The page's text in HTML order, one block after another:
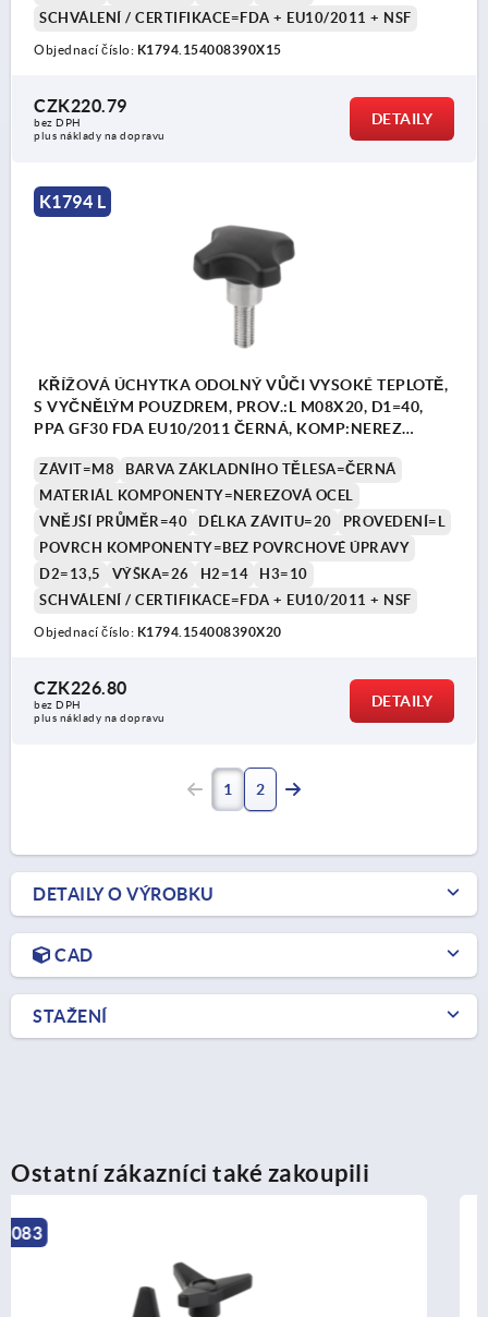
SCHVÁLENÍ / CERTIFIKACE=FDA + EU10/2011 + NSF
Objednací číslo: K1794.154008390X15
CZK220.79
bez DPH
plus náklady na dopravu
DETAILY
K1794 L
KŘÍŽOVÁ ÚCHYTKA ODOLNÝ VŮČI VYSOKÉ TEPLOTĚ,
S VYČNĚLÝM POUZDREM, PROV.:L M08X20, D1=40,
PPA GF30 FDA EU10/2011 ČERNÁ, KOMP:NEREZ
ZÁVIT=M8
BARVA ZÁKLADNÍHO TĚLESA=ČERNÁ
MATERIÁL KOMPONENTY=NEREZOVÁ OCEL
VNĚJŠÍ PRŮMĚR=40
DÉLKA ZÁVITU=20
PROVEDENÍ=L
POVRCH KOMPONENTY=BEZ POVRCHOVÉ ÚPRAVY
D2=13,5
VÝŠKA=26 H2=14
H3=10
SCHVÁLENÍ / CERTIFIKACE=FDA + EU10/2011 + NSF
Objednací číslo: K1794.154008390X20
CZK226.80
bez DPH
plus náklady na dopravu
DETAILY
1 2
DETAILY O VÝROBKU
CAD
STAŽENÍ
Ostatní zákazníci také zakoupili
K0153